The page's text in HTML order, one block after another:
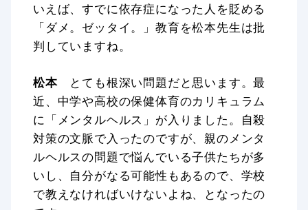
いえば、すでに依存症になった人を貶める
「ダメ。ゼッタイ。」教育を松本先生は批
判していますね。
松本とても根深い問題だと思います。最
近、中学や高校の保健体育のカリキュラム
に「メンタルヘルス」が入りました。自殺
対策の文脈で入ったのですが、親のメンタ
ルヘルスの問題で悩んでいる子供たちが多
いし、自分がなる可能性もあるので、学校
で教えなければいけないよね、となったの